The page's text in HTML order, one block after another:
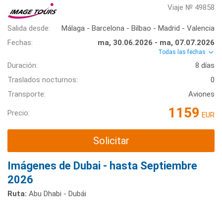
Viaje № 49858
Salida desde:
Málaga - Barcelona - Bilbao - Madrid - Valencia
Fechas:
ma, 30.06.2026 - ma, 07.07.2026
Todas las fechas
Duración:
8 días
Traslados nocturnos:
0
Transporte:
Aviones
Precio: 1159 EUR
Solicitar
Imágenes de Dubai - hasta Septiembre
2026
Ruta: Abu Dhabi - Dubái